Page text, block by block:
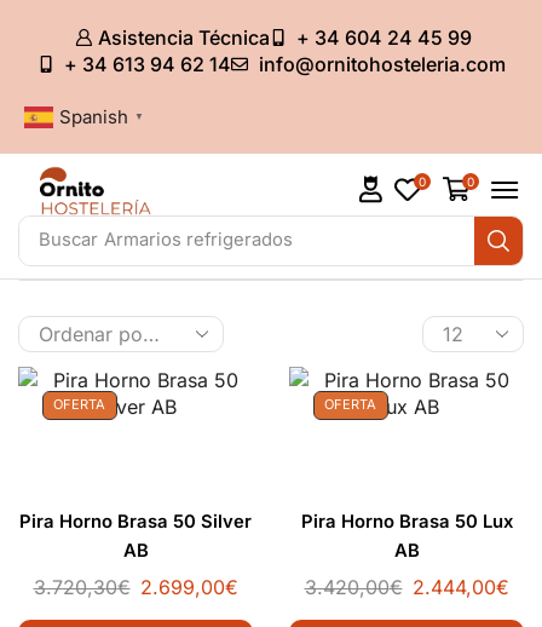
Asistencia Técnica
+ 34 604 24 45 99
+ 34 613 94 62 14
info@ornitohosteleria.com
Spanish ▼
Buscar Cocina gas
0 0
OFERTA
Pira Horno Brasa 50 Silver
AB
3.720,30€ 2.699,00€
OFERTA
Pira Horno Brasa 50 Lux
AB
3.420,00€ 2.444,00€